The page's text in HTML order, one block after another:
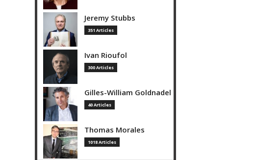
Jeremy Stubbs
351 Articles
Ivan Rioufol
300 Articles
Gilles-William Goldnadel
40 Articles
Thomas Morales
1018 Articles